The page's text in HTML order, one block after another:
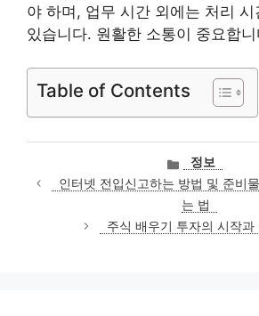
야 하며, 업무 시간 외에는 처리
있습니다. 원활한 소통이 중요합니
Table of Contents
카
테
고
리
정보
인터넷 전입신고하는 방법 및 준비
는 법
주식 배우기 투자의 시작과